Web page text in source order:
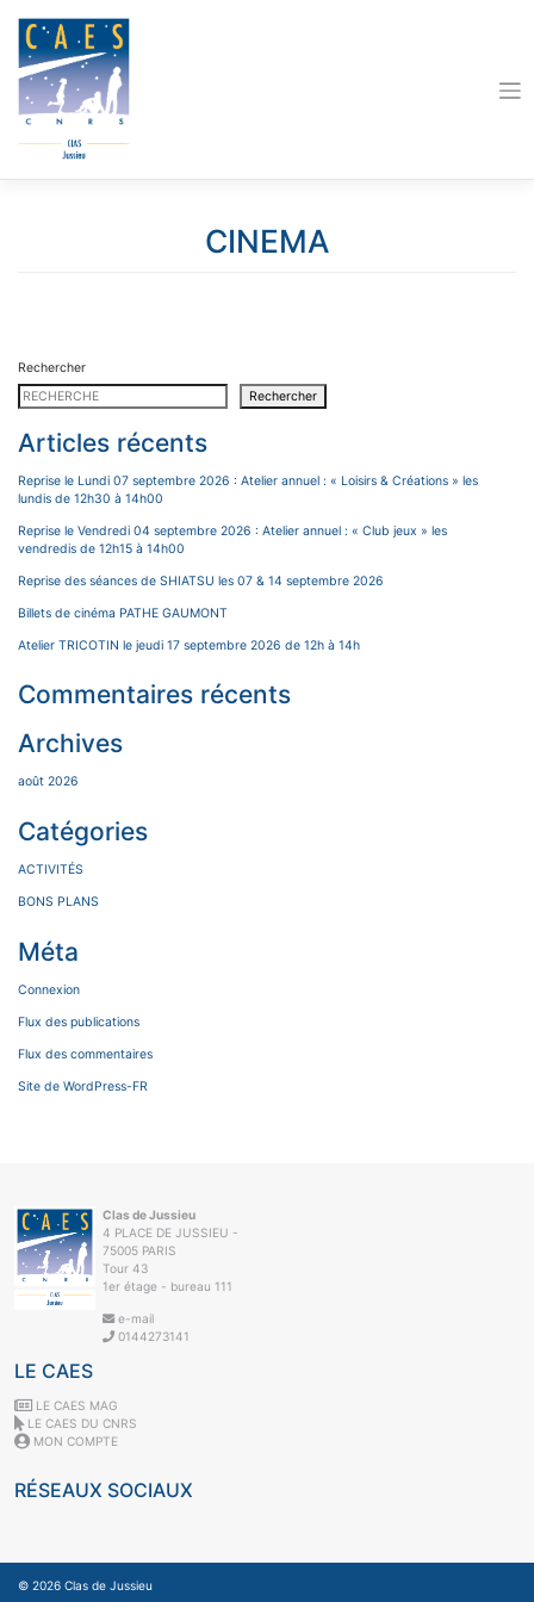
content
CINEMA
Rechercher
Rechercher
Articles récents
Reprise le Lundi 07 septembre 2026 : Atelier annuel : « Loisirs & Créations » les
lundis de 12h30 à 14h00
Reprise le Vendredi 04 septembre 2026 : Atelier annuel : « Club jeux » les
vendredis de 12h15 à 14h00
Reprise des séances de SHIATSU les 07 & 14 septembre 2026
Billets de cinéma PATHE GAUMONT
Atelier TRICOTIN le jeudi 17 septembre 2026 de 12h à 14h
Commentaires récents
Archives
août 2026
Catégories
ACTIVITÉS
BONS PLANS
Méta
Connexion
Flux des publications
Flux des commentaires
Site de WordPress-FR
Clas de Jussieu
4 PLACE DE JUSSIEU -
75005 PARIS
Tour 43
1er étage - bureau 111
e-mail
0144273141
LE CAES
LE CAES MAG
LE CAES DU CNRS
MON COMPTE
RÉSEAUX SOCIAUX
© 2026 Clas de Jussieu